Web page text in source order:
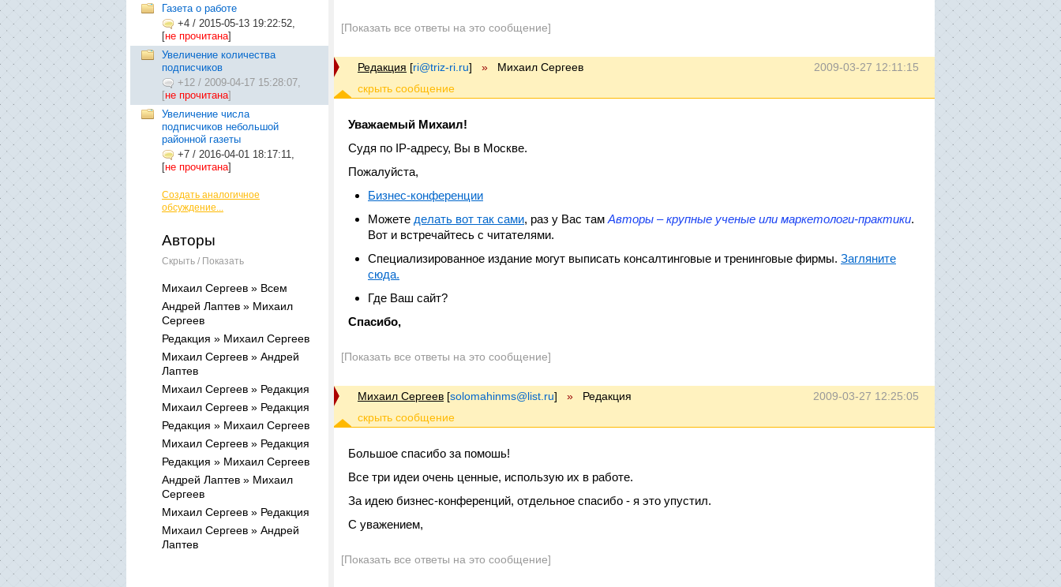
Газета о работе
+4 / 2015-05-13 19:22:52,
[не прочитана]
Увеличение количества
подписчиков
+12 / 2009-04-17 15:28:07,
[не прочитана]
Увеличение числа
подписчиков небольшой
районной газеты
+7 / 2016-04-01 18:17:11,
[не прочитана]
Создать аналогичное
обсуждение...
Авторы
Скрыть / Показать
Михаил Сергеев » Всем
Андрей Лаптев » Михаил
Сергеев
Редакция » Михаил Сергеев
Михаил Сергеев » Андрей
Лаптев
Михаил Сергеев » Редакция
Михаил Сергеев » Редакция
Редакция » Михаил Сергеев
Михаил Сергеев » Редакция
Редакция » Михаил Сергеев
Андрей Лаптев » Михаил
Сергеев
Михаил Сергеев » Редакция
Михаил Сергеев » Андрей
Лаптев
[Показать все ответы на это сообщение]
2009-03-27 12:11:15
Редакция [ri@triz-ri.ru] » Михаил Сергеев
Уважаемый Михаил!
Судя по IP-адресу, Вы в Москве.
Пожалуйста,
Бизнес-конференции
Можете делать вот так сами, раз у Вас там Авторы – крупные ученые или маркетологи-практики.
Вот и встречайтесь с читателями.
Специализированное издание могут выписать консалтинговые и тренинговые фирмы. Загляните
сюда.
Где Ваш сайт?
Спасибо,
[Показать все ответы на это сообщение]
2009-03-27 12:25:05
Михаил Сергеев [solomahinms@list.ru] » Редакция
Большое спасибо за помошь!
Все три идеи очень ценные, использую их в работе.
За идею бизнес-конференций, отдельное спасибо - я это упустил.
С уважением,
[Показать все ответы на это сообщение]